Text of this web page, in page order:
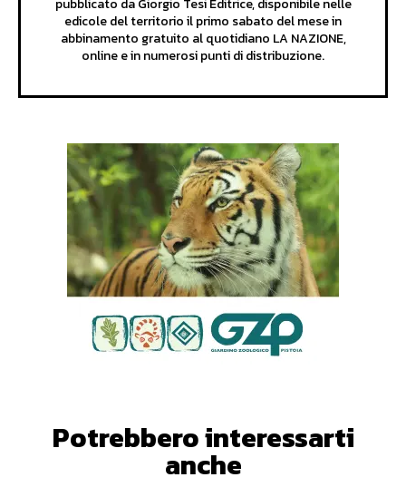
pubblicato da Giorgio Tesi Editrice, disponibile nelle
edicole del territorio il primo sabato del mese in
abbinamento gratuito al quotidiano LA NAZIONE,
online e in numerosi punti di distribuzione.
Potrebbero interessarti
anche